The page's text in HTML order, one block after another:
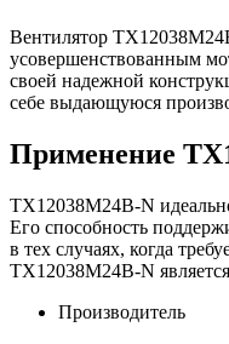
Вентилятор
усовершенствованным
своей надежной
себе выдающуюся
Применение
TX12038M24B-N
Его способность
в тех случаях, когда
TX12038M24B-N
Производитель